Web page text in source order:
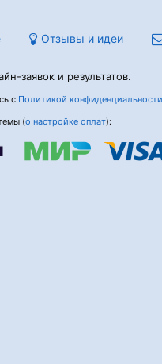
Отзывы и идеи
заявок и результатов.
с Политикой
(о настройке оплат):